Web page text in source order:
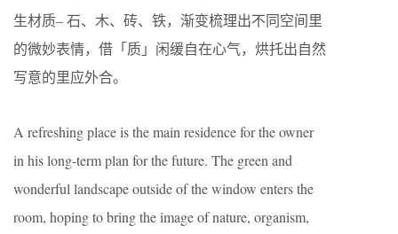
生材质– 石、木、砖、铁，渐变梳理出不同空间里
的微妙表情，借「质」闲缓自在心气，烘托出自然
写意的里应外合。
A refreshing place is the main residence for the owner
in his long-term plan for the future. The green and
wonderful landscape outside of the window enters the
room, hoping to bring the image of nature, organism,